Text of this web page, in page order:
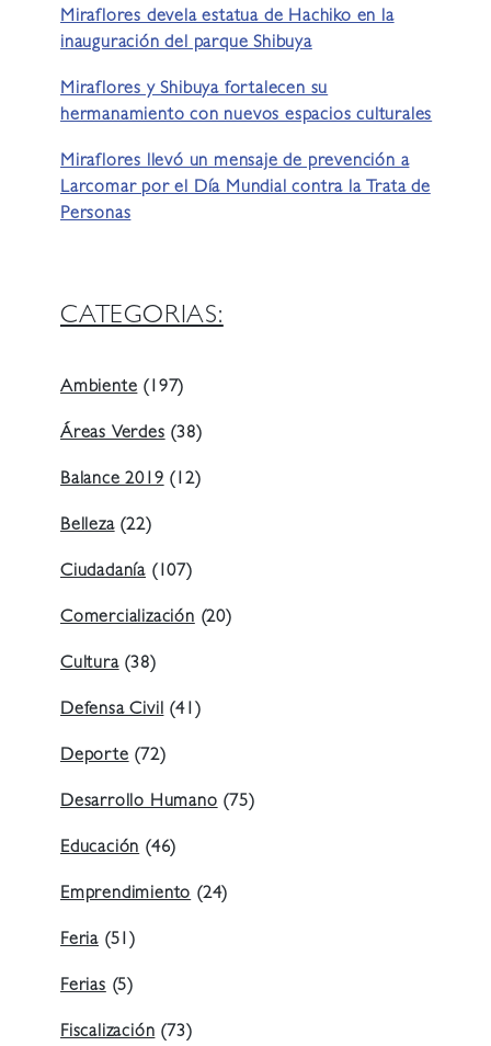
Miraflores devela estatua de Hachiko en la
inauguración del parque Shibuya
Miraflores y Shibuya fortalecen su
hermanamiento con nuevos espacios culturales
Miraflores llevó un mensaje de prevención a
Larcomar por el Día Mundial contra la Trata de
Personas
CATEGORIAS:
Ambiente (197)
Áreas Verdes (38)
Balance 2019 (12)
Belleza(22)
Ciudadanía (107)
Comercialización (20)
Cultura(38)
Defensa Civil (41)
Deporte (72)
Desarrollo Humano (75)
Educación (46)
Emprendimiento (24)
Feria (51)
Ferias (5)
Fiscalización (73)